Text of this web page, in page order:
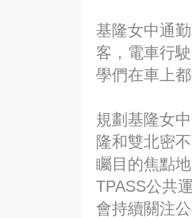
基隆女中通
客，電車行
學們在車上
規劃基隆女
隆和雙北密
矚目的焦點
TPASS公共
會持續關注